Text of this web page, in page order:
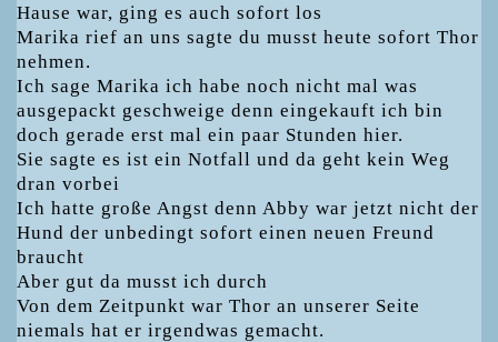
Hause war, ging es auch sofort los
Marika rief an uns sagte du musst heute sofort Thor
nehmen.
Ich sage Marika ich habe noch nicht mal was
ausgepackt geschweige denn eingekauft ich bin
doch gerade erst mal ein paar Stunden hier.
Sie sagte es ist ein Notfall und da geht kein Weg
dran vorbei
Ich hatte große Angst denn Abby war jetzt nicht der
Hund der unbedingt sofort einen neuen Freund
braucht
Aber gut da musst ich durch
Von dem Zeitpunkt war Thor an unserer Seite
niemals hat er irgendwas gemacht.